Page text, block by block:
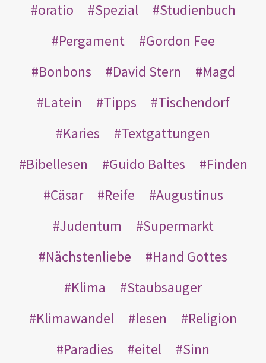
oratio
Spezial
Studienbuch
Pergament
Gordon Fee
Bonbons
David Stern
Magd
Latein
Tipps
Tischendorf
Karies
Textgattungen
Bibellesen
Guido Baltes
Finden
Cäsar
Reife
Augustinus
Judentum
Supermarkt
Nächstenliebe
Hand Gottes
Klima
Staubsauger
Klimawandel
lesen
Religion
Paradies
eitel
Sinn